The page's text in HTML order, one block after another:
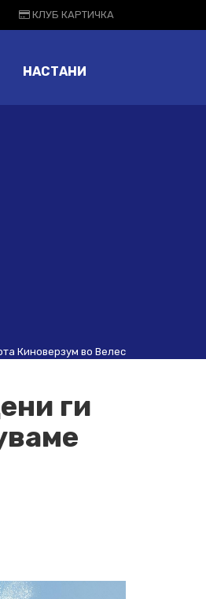
КЛУБ КАРТИЧКА
НАСТАНИ
Киноверзум во Велес
ги